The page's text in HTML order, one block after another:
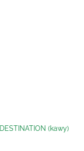
DESTINATION (kawy)